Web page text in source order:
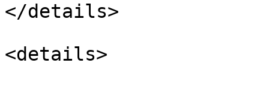
</details>
<details>